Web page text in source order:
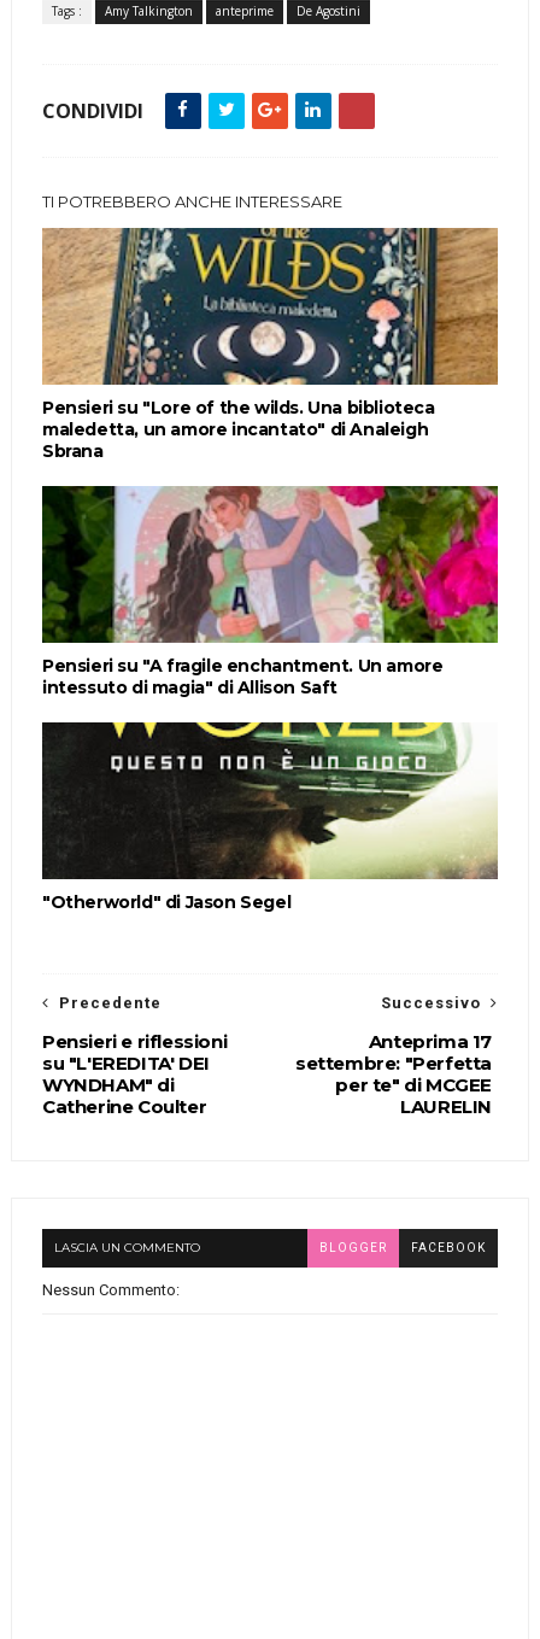
Tags : Amy Talkington anteprime De Agostini
CONDIVIDI
TI POTREBBERO ANCHE INTERESSARE
Pensieri su "Lore of the wilds. Una biblioteca
maledetta, un amore incantato" di Analeigh
Sbrana
Pensieri su "A fragile enchantment. Un amore
intessuto di magia" di Allison Saft
"Otherworld" di Jason Segel
Successivo
Anteprima 17
settembre: "Perfetta
per te" di MCGEE
LAURELIN
Precedente
Pensieri e riflessioni
su "L'EREDITA' DEI
WYNDHAM" di
Catherine Coulter
LASCIA UN COMMENTO BLOGGER FACEBOOK
Nessun Commento: